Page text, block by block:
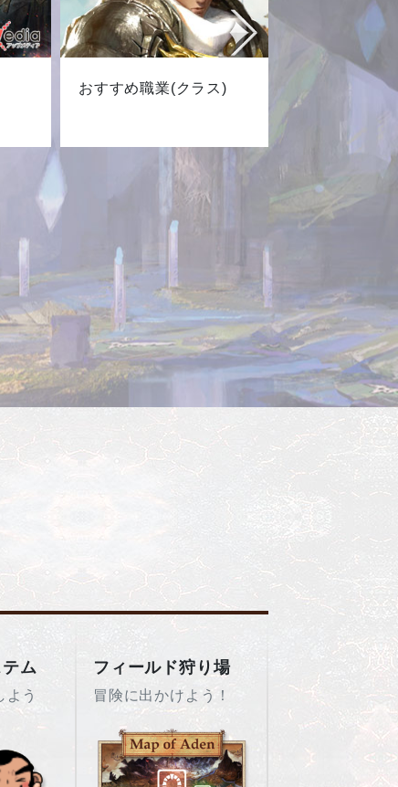
おすすめ職業(クラス) 最新キ
ム
よう
フィールド狩り場
冒険に出かけよう！